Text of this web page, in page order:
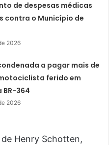
de despesas médicas
contra o Município de
2026
a pagar mais de
ferido em
BR-364
2026
Henry Schotten,